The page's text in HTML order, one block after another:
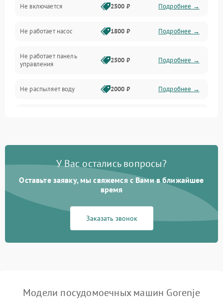
Нагрев
Вода
Гигиена
Программное обеспечение
Не включается 2500 ₽ Подробнее →
Не работает насос 1800 ₽ Подробнее →
Не работает панель
управления
2500 ₽ Подробнее →
Не распыляет воду 2000 ₽ Подробнее →
Проблемы с набором
Не работает сушилка 2100 ₽ Подробнее →
Сбои в работе таймера 1700 ₽
У Вас остались вопросы?
Оставьте заявку, мы свяжемся с Вами в ближайшее
время
Заказать звонок
Модели посудомоечных машин Gorenje